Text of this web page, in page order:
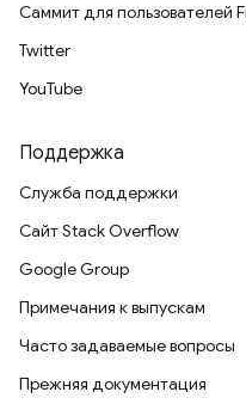
Саммит для пользователей
Twitter
YouTube
Поддержка
Служба поддержки
Сайт Stack Overflow
Google Group
Примечания к выпускам
Часто задаваемые вопросы
Прежняя документация